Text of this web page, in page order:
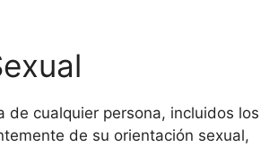
cualquier persona, incluidos los
de su orientación sexual,